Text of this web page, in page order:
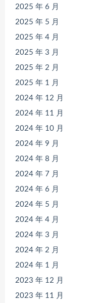
2025 年 6 月
2025 年 5 月
2025 年 4 月
2025 年 3 月
2025 年 2 月
2025 年 1 月
2024 年 12 月
2024 年 11 月
2024 年 10 月
2024 年 9 月
2024 年 8 月
2024 年 7 月
2024 年 6 月
2024 年 5 月
2024 年 4 月
2024 年 3 月
2024 年 2 月
2024 年 1 月
2023 年 12 月
2023 年 11 月